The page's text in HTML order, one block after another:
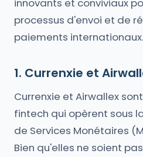
innovants et conviviaux
processus d'envoi et de
paiements internationaux.
1. Currenxie et
Currenxie et Airwallex
fintech qui opèrent sous
de Services Monétaires
Bien qu'elles ne soient